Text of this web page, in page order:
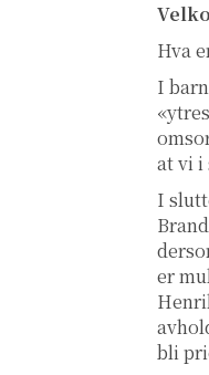
Hva
I
at vi i
I
er
bli